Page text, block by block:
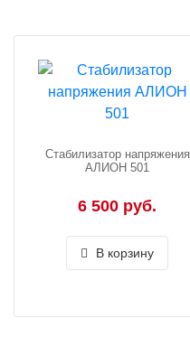
Стабилизатор напряжения
АЛИОН 501
6 500 руб.
В корзину